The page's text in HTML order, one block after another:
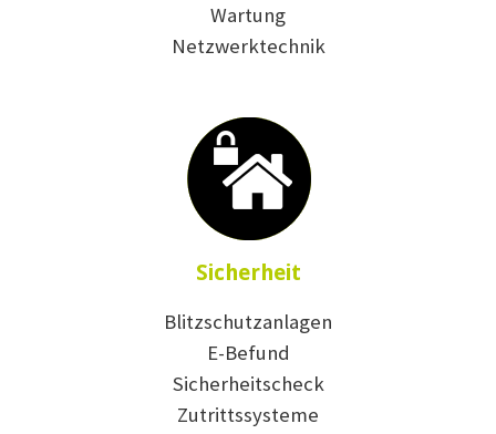
Wartung
Netzwerktechnik
Sicherheit
Blitzschutzanlagen
E-Befund
Sicherheitscheck
Zutrittssysteme